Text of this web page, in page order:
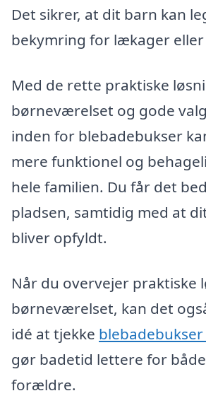
Det sikrer, at dit barn kan
bekymring for lækager
Med de rette praktiske
børneværelset og gode
inden for blebadebukser
mere funktionel og
hele familien. Du får det
pladsen, samtidig med at
bliver opfyldt.
Når du overvejer praktiske
børneværelset, kan det
idé at tjekke
gør badetid lettere for
forældre.